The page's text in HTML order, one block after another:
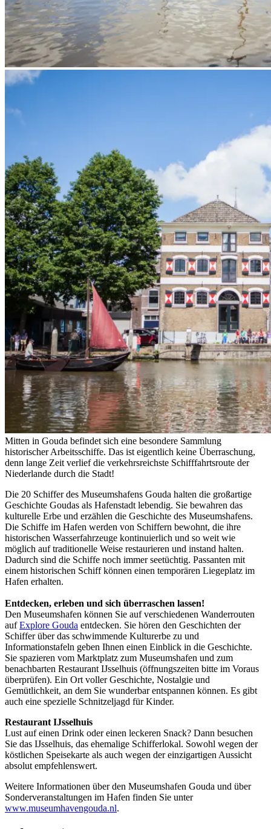
Mitten in Gouda befindet sich eine besondere Sammlung
historischer Arbeitsschiffe. Das ist eigentlich keine Überraschung,
denn lange Zeit verlief die verkehrsreichste Schifffahrtsroute der
Niederlande durch die Stadt!
Die 20 Schiffer des Museumshafens Gouda halten die großartige
Geschichte Goudas als Hafenstadt lebendig. Sie bewahren das
kulturelle Erbe und erzählen die Geschichte des Museumshafens.
Die Schiffe im Hafen werden von Schiffern bewohnt, die ihre
historischen Wasserfahrzeuge kontinuierlich und so weit wie
möglich auf traditionelle Weise restaurieren und instand halten.
Dadurch sind die Schiffe noch immer seetüchtig. Passanten mit
einem historischen Schiff können einen temporären Liegeplatz im
Hafen erhalten.
Entdecken, erleben und sich überraschen lassen!
Den Museumshafen können Sie auf verschiedenen Wanderrouten
aufExplore Gouda entdecken. Sie hören den Geschichten der
Schiffer über das schwimmende Kulturerbe zu und
Informationstafeln geben Ihnen einen Einblick in die Geschichte.
Sie spazieren vom Marktplatz zum Museumshafen und zum
benachbarten Restaurant IJsselhuis (öffnungszeiten bitte im Voraus
überprüfen). Ein Ort voller Geschichte, Nostalgie und
Gemütlichkeit, an dem Sie wunderbar entspannen können. Es gibt
auch eine spezielle Schnitzeljagd für Kinder.
Restaurant IJsselhuis
Lust auf einen Drink oder einen leckeren Snack? Dann besuchen
Sie das IJsselhuis, das ehemalige Schifferlokal. Sowohl wegen der
köstlichen Speisekarte als auch wegen der einzigartigen Aussicht
absolut empfehlenswert.
Weitere Informationen über den Museumshafen Gouda und über
Sonderveranstaltungen im Hafen finden Sie unter
www.museumhavengouda.nl.